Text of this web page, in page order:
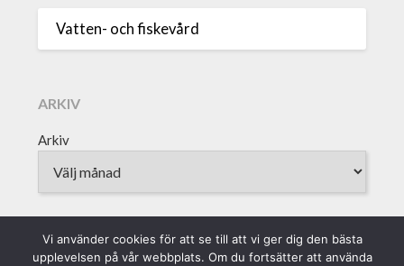
Vatten- och fiskevård
ARKIV
Arkiv
Vi använder cookies för att se till att vi ger dig den bästa
upplevelsen på vår webbplats. Om du fortsätter att använda